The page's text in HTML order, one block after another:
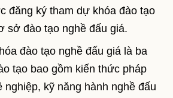
đăng ký tham dự khóa đào tạo
sở đào tạo nghề đấu giá.
đào tạo nghề đấu giá là ba
tạo bao gồm kiến thức pháp
nghiệp, kỹ năng hành nghề đấu